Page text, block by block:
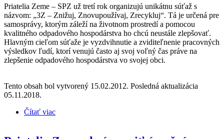
Priatelia Zeme – SPZ už tretí rok organizujú unikátnu súťaž s
názvom: „3Z – Znižuj, Znovupoužívaj, Zrecykluj“. Tá je určená pre
samosprávy, ktorým záleží na životnom prostredí a pomocou
kvalitného odpadového hospodárstva ho chcú neustále zlepšovať.
Hlavným cieľom súťaže je vyzdvihnutie a zviditeľnenie pracovných
výsledkov ľudí, ktorí venujú často aj svoj voľný čas práve na
zlepšenie odpadového hospodárstva vo svojej obci.
Tento obsah bol vytvorený 15.02.2012. Posledná aktualizácia
05.11.2018.
Čítať viac